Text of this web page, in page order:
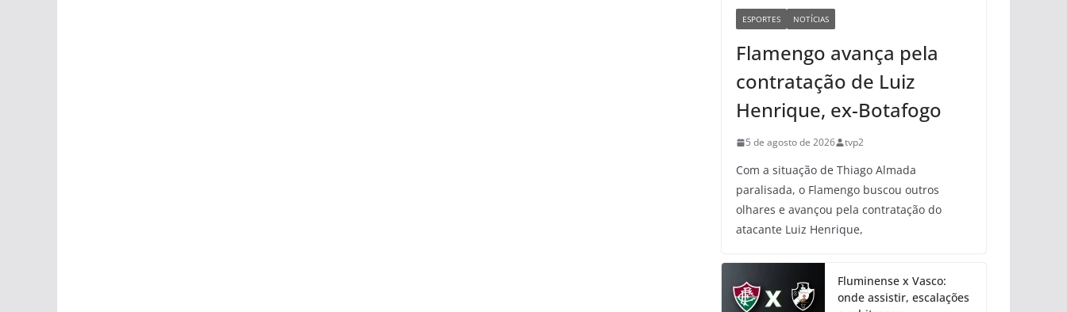
ESPORTES NOTÍCIAS
Flamengo avança pela
contratação de Luiz
Henrique, ex-Botafogo
5 de agosto de 2026 tvp2
Com a situação de Thiago Almada
paralisada, o Flamengo buscou outros
olhares e avançou pela contratação do
atacante Luiz Henrique,
Fluminense x Vasco:
onde assistir, escalações